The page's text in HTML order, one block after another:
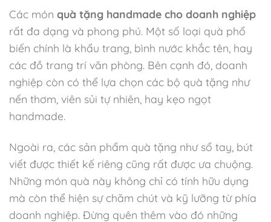
Các món quà tặng handmade cho doanh nghiệp
rất đa dạng và phong phú. Một số loại quà phổ
biến chính là khẩu trang, bình nước khắc tên, hay
các đồ trang trí văn phòng. Bên cạnh đó, doanh
nghiệp còn có thể lựa chọn các bộ quà tặng như
nến thơm, viên sủi tự nhiên, hay kẹo ngọt
handmade.
Ngoài ra, các sản phẩm quà tặng như sổ tay, bút
viết được thiết kế riêng cũng rất được ưa chuộng.
Những món quà này không chỉ có tính hữu dụng
mà còn thể hiện sự chăm chút và kỹ lưỡng từ phía
doanh nghiệp. Đừng quên thêm vào đó những